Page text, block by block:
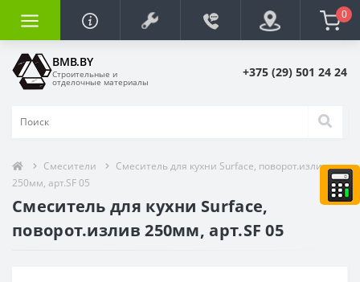
0
BMB.BY
Строительные и
отделочные материалы
+375 (29) 501 24 24
Смесители
Смеситель для кухни Surface, поворот.излив
250мм, арт.SF 05
Смеситель для кухни Surface,
поворот.излив 250мм, арт.SF 05